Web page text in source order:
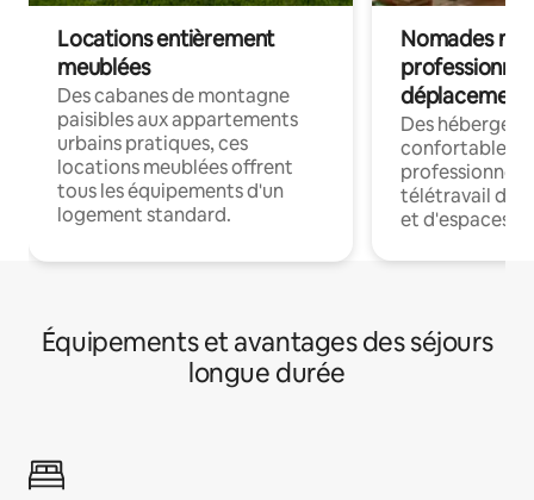
Locations entièrement
meublées
Des cabanes de montagne
paisibles aux appartements
urbains pratiques, ces
locations meublées offrent
tous les équipements d'un
logement standard.
Nomades
déplacement
Des
confortables
professionnels
télétravail
et d'espaces
Équipements et avantages des séjours
longue durée